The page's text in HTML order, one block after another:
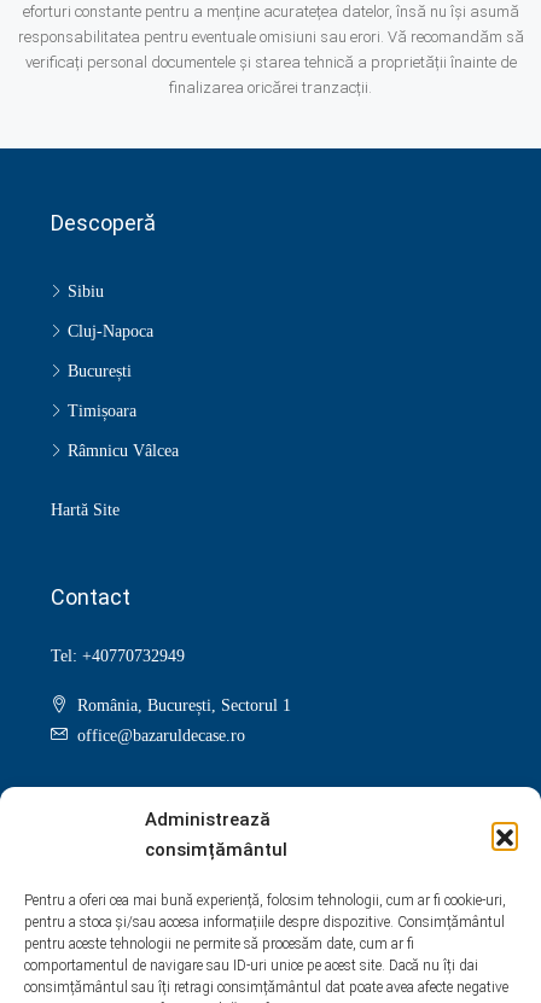
Administrează
consimțământul
Pentru a oferi cea mai bună experiență, folosim tehnologii, cum ar fi cookie-uri,
pentru a stoca și/sau accesa informațiile despre dispozitive. Consimțământul
pentru aceste tehnologii ne permite să procesăm date, cum ar fi
comportamentul de navigare sau ID-uri unice pe acest site. Dacă nu îți dai
consimțământul sau îți retragi consimțământul dat poate avea afecte negative
eforturi constante pentru a menține acuratețea datelor, însă nu își asumă
responsabilitatea pentru eventuale omisiuni sau erori. Vă recomandăm să
verificați personal documentele și starea tehnică a proprietății înainte de
finalizarea oricărei tranzacții.
Descoperă
Sibiu
Cluj-Napoca
București
Timișoara
Râmnicu Vâlcea
Hartă Site
Contact
Tel: +40770732949
România, București, Sectorul 1
office@bazaruldecase.ro
Google + Youtube Pinterest Yelp
WhatsApp